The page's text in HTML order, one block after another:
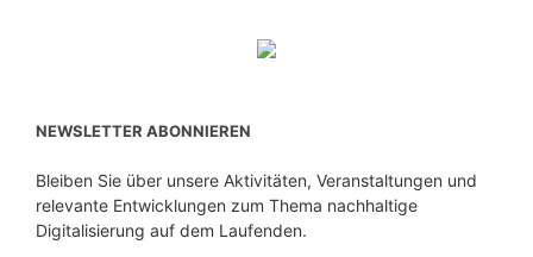
NEWSLETTER ABONNIEREN
Bleiben Sie über unsere Aktivitäten, Veranstaltungen und
relevante Entwicklungen zum Thema nachhaltige
Digitalisierung auf dem Laufenden.